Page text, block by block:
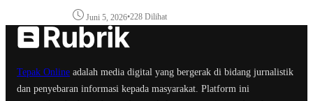
Juni 5, 2026•228 Dilihat
Tepak Online adalah media digital yang bergerak di bidang jurnalistik
dan penyebaran informasi kepada masyarakat. Platform ini